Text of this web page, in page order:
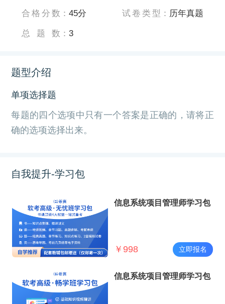
合格分数 ：45分
总题数 ：3
试卷类型 ： 历年真题
题型介绍
单项选择题
每题的四个选项中只有一个答案是正确的，请将正
确的选项选择出来。
自我提升-学习包
信息系统项目管理师学习包
￥ 998 立即报名
信息系统项目管理师学习包